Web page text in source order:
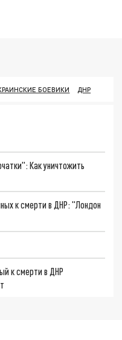
БОЕВИКИ ДНР
Как уничтожить
к смерти в ДНР: "Лондон
к смерти в ДНР